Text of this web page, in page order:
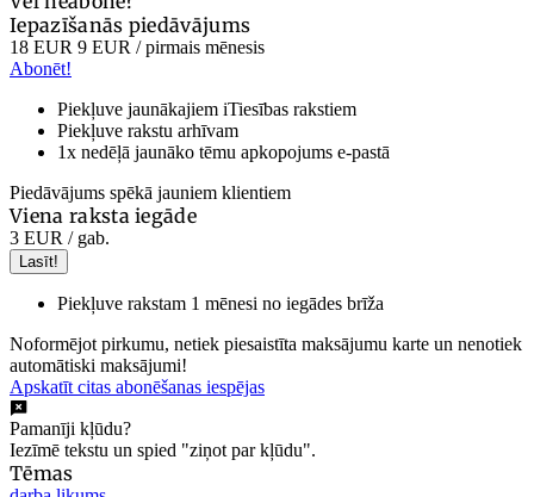
Iepazīšanās piedāvājums
18 EUR 9 EUR / pirmais mēnesis
Abonēt!
Piekļuve jaunākajiem iTiesības rakstiem
Piekļuve rakstu arhīvam
1x nedēļā jaunāko tēmu apkopojums e-pastā
Piedāvājums spēkā jauniem klientiem
Viena raksta iegāde
3 EUR / gab.
Lasīt!
Piekļuve rakstam 1 mēnesi no iegādes brīža
Noformējot pirkumu, netiek piesaistīta maksājumu karte un nenotiek
automātiski maksājumi!
Apskatīt citas abonēšanas iespējas
Pamanīji kļūdu?
Iezīmē tekstu un spied "ziņot par kļūdu".
Tēmas